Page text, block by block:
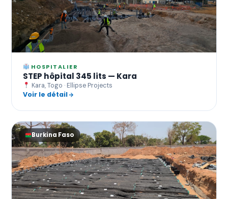
HOSPITALIER
STEP hôpital 345 lits — Kara
Kara, Togo · Ellipse Projects
Voir le détail
Burkina Faso